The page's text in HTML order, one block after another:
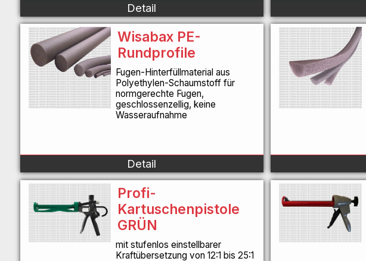
Detail
Wisabax PE-
Rundprofile
Fugen-Hinterfüllmaterial aus
Polyethylen-Schaumstoff für
normgerechte Fugen,
geschlossenzellig, keine
Wasseraufnahme
Detail
Profi-
Kartuschenpistole
GRÜN
mit stufenlos einstellbarer
Kraftübersetzung von 12:1 bis 25:1